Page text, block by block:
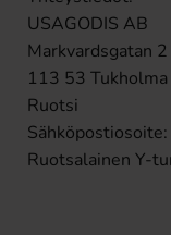
USAGODIS AB
Markvardsgatan 2
113 53 Tukholma
Ruotsi
Sähköpostiosoite:
Ruotsalainen Y-